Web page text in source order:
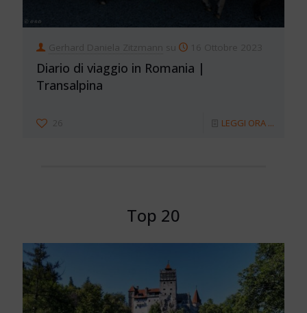
Gerhard Daniela Zitzmann su 16 Ottobre 2023
Diario di viaggio in Romania |
Transalpina
26 LEGGI ORA ...
Top 20